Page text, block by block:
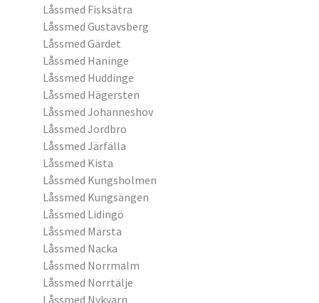
Låssmed Fisksätra
Låssmed Gustavsberg
Låssmed Gärdet
Låssmed Haninge
Låssmed Huddinge
Låssmed Hägersten
Låssmed Johanneshov
Låssmed Jordbro
Låssmed Järfälla
Låssmed Kista
Låssmed Kungsholmen
Låssmed Kungsängen
Låssmed Lidingö
Låssmed Märsta
Låssmed Nacka
Låssmed Norrmalm
Låssmed Norrtälje
Låssmed Nykvarn